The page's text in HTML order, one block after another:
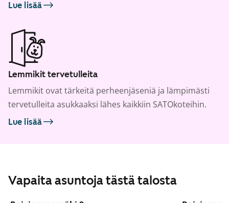
Lue lisää
Lemmikit tervetulleita
Lemmikit ovat tärkeitä perheenjäseniä ja lämpimästi
tervetulleita asukkaaksi lähes kaikkiin SATOkoteihin.
Lue lisää
Vapaita asuntoja tästä talosta
/26